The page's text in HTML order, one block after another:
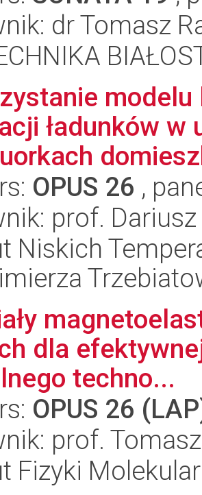
dr Tomasz
modelu
ładunków w
OPUS 26 ,
prof.
Niskich
dla
techno...
OPUS 26
prof.
Fizyki